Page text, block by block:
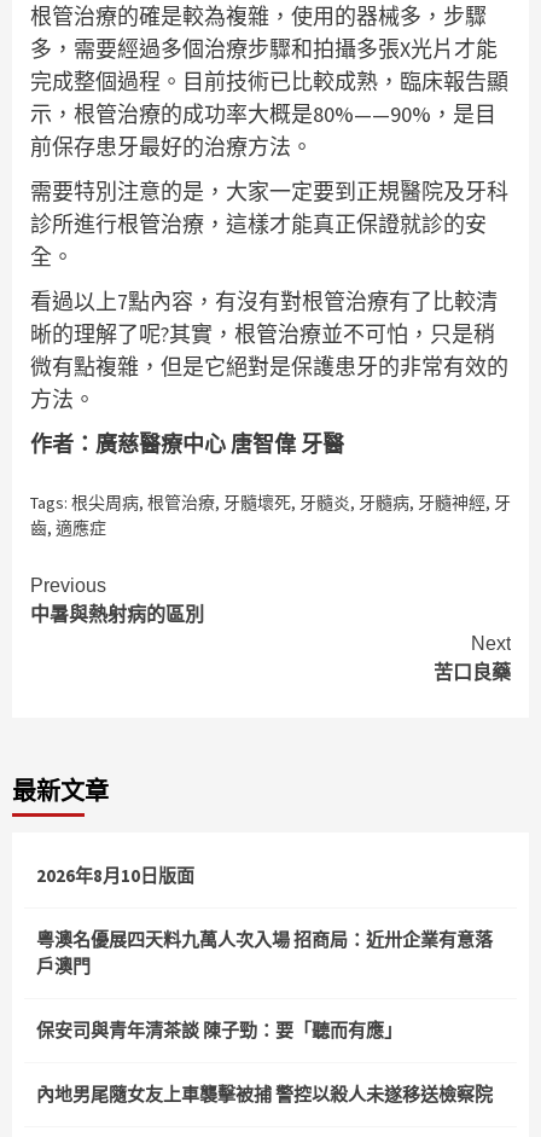
根管治療的確是較為複雜，使用的器械多，步驟
多，需要經過多個治療步驟和拍攝多張X光片才能
完成整個過程。目前技術已比較成熟，臨床報告顯
示，根管治療的成功率大概是80%——90%，是目
前保存患牙最好的治療方法。
需要特別注意的是，大家一定要到正規醫院及牙科
診所進行根管治療，這樣才能真正保證就診的安
全。
看過以上7點內容，有沒有對根管治療有了比較清
晰的理解了呢?其實，根管治療並不可怕，只是稍
微有點複雜，但是它絕對是保護患牙的非常有效的
方法。
作者：廣慈醫療中心 唐智偉 牙醫
Tags: 根尖周病, 根管治療, 牙髓壞死, 牙髓炎, 牙髓病, 牙髓神經, 牙
齒, 適應症
Continue
Reading
Previous
中暑與熱射病的區別
Next
苦口良藥
最新文章
2026年8月10日版面
粵澳名優展四天料九萬人次入場 招商局：近卅企業有意落
戶澳門
保安司與青年清茶談 陳子勁：要「聽而有應」
內地男尾隨女友上車襲擊被捕 警控以殺人未遂移送檢察院